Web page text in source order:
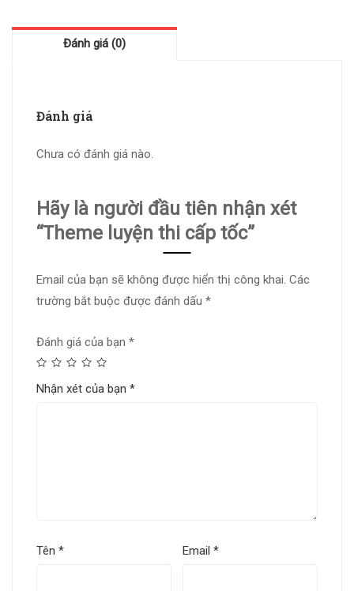
Đánh giá (0)
Đánh giá
Chưa có đánh giá nào.
Hãy là người đầu tiên nhận xét
“Theme luyện thi cấp tốc”
Email của bạn sẽ không được hiển thị công khai. Các
trường bắt buộc được đánh dấu *
Đánh giá của bạn *
Nhận xét của bạn *
Tên * Email*